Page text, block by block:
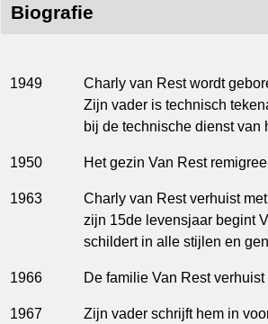
Biografie
1949
Charly van Rest wordt
Zijn vader is technisch
bij de technische dienst van
1950 Het gezin Van Rest
1963
Charly van Rest verhuist
zijn 15de levensjaar begint
schildert in alle stijlen en
1966 De familie Van Rest
1967
Zijn vader schrijft hem in